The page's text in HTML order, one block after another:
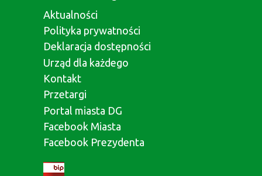
Aktualności
Polityka prywatności
Deklaracja dostępności
Urząd dla każdego
Kontakt
Przetargi
Portal miasta DG
Facebook Miasta
Facebook Prezydenta